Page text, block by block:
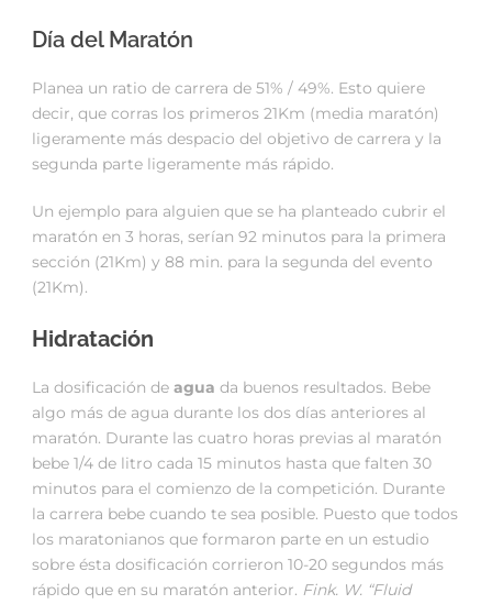
Día del Maratón
Planea un ratio de carrera de 51% / 49%. Esto quiere
decir, que corras los primeros 21Km (media maratón)
ligeramente más despacio del objetivo de carrera y la
segunda parte ligeramente más rápido.
Un ejemplo para alguien que se ha planteado cubrir el
maratón en 3 horas, serían 92 minutos para la primera
sección (21Km) y 88 min. para la segunda del evento
(21Km).
Hidratación
La dosificación de agua da buenos resultados. Bebe
algo más de agua durante los dos días anteriores al
maratón. Durante las cuatro horas previas al maratón
bebe 1/4 de litro cada 15 minutos hasta que falten 30
minutos para el comienzo de la competición. Durante
la carrera bebe cuando te sea posible. Puesto que todos
los maratonianos que formaron parte en un estudio
sobre ésta dosificación corrieron 10-20 segundos más
rápido que en su maratón anterior. Fink. W. “Fluid